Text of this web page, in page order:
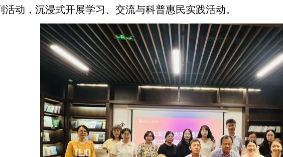
活动，沉浸式开展学习、交流与科普惠民实践活动。